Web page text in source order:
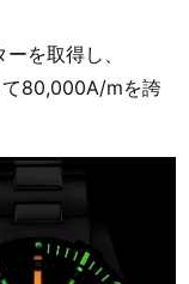
を取得し、
80,000A/mを誇